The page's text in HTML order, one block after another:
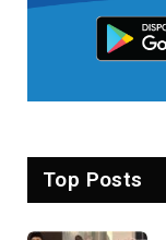
Top Posts